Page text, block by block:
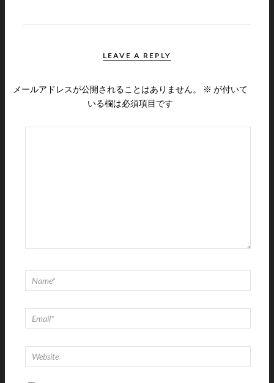
LEAVE A REPLY
メールアドレスが公開されることはありません。 ※ が付いて
いる欄は必須項目です